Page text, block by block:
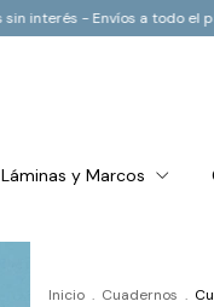
3 cuotas sin interés - Envíos
Láminas y Marcos
Inicio . Cuadernos .